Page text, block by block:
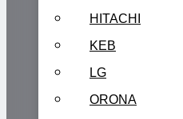
HITACHI
KEB
LG
ORONA